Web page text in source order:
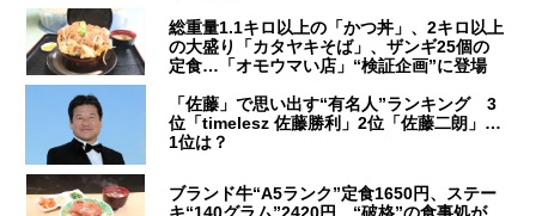
総重量1.1キロ以上の「かつ丼」、2キロ以上
の大盛り「カタヤキそば」、ザンギ25個の
定食…「オモウマい店」“検証企画”に登場
「佐藤」で思い出す“有名人”ランキング 3
位「timelesz 佐藤勝利」2位「佐藤二朗」…
1位は？
ブランド牛“A5ランク”定食1650円、ステー
キ“140グラム”2420円 “破格”の食事処が